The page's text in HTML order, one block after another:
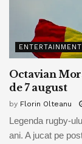
ENTERTAINMENT
Octavian
de 7 august
by Florin Olteanu
Legenda rugby-
ani. A jucat pe